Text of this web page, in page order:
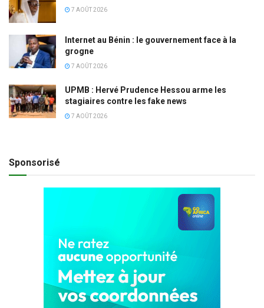
7 AOÛT 2026
Internet au Bénin : le gouvernement face à la
grogne
7 AOÛT 2026
UPMB : Hervé Prudence Hessou arme les
stagiaires contre les fake news
7 AOÛT 2026
Sponsorisé